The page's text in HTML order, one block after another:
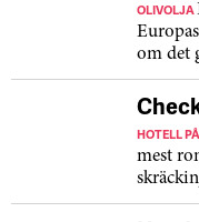
OLIVOLJA
om det
HOTELL
mest